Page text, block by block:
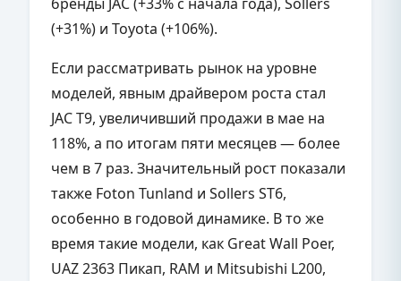
(+31%) и Toyota (+106%).
Если рассматривать рынок на уровне
моделей, явным драйвером роста стал
JAC T9, увеличивший продажи в мае на
118%, а по итогам пяти месяцев — более
чем в 7 раз. Значительный рост показали
также Foton Tunland и Sollers ST6,
особенно в годовой динамике. В то же
время такие модели, как Great Wall Poer,
UAZ 2363 Пикап, RAM и Mitsubishi L200,